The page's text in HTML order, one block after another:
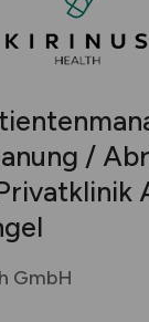
/
GmbH